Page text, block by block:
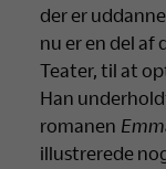
der er
nu er en del af
Teater, til at
Han
romanen
illustrerede